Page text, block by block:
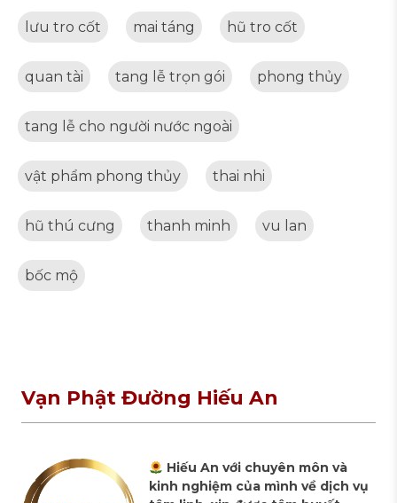
lưu tro cốt mai táng hũ tro cốt
quan tài tang lễ trọn gói phong thủy
tang lễ cho người nước ngoài
vật phẩm phong thủy thai nhi
hũ thú cưng thanh minh vu lan
bốc mộ
Vạn Phật Đường Hiếu An
Hiếu An với chuyên môn và
kinh nghiệm của mình về dịch vụ